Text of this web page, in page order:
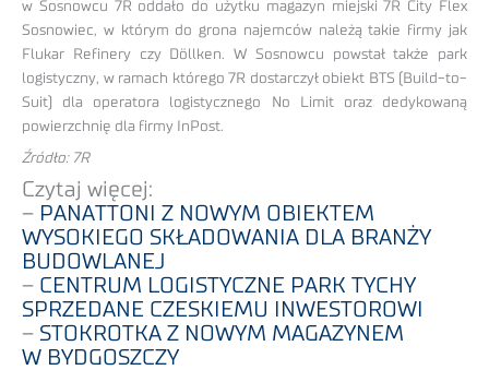
w Sosnowcu 7R oddało do użytku magazyn miejski 7R City Flex
Sosnowiec, w którym do grona najemców należą takie firmy jak
Flukar Refinery czy Döllken. W Sosnowcu powstał także park
logistyczny, w ramach którego 7R dostarczył obiekt BTS (Build-to-
Suit) dla operatora logistycznego No Limit oraz dedykowaną
powierzchnię dla firmy InPost.
Źródło: 7R
Czytaj więcej:
– PANATTONI Z NOWYM OBIEKTEM
WYSOKIEGO SKŁADOWANIA DLA BRANŻY
BUDOWLANEJ
– CENTRUM LOGISTYCZNE PARK TYCHY
SPRZEDANE CZESKIEMU INWESTOROWI
– STOKROTKA Z NOWYM MAGAZYNEM
W BYDGOSZCZY